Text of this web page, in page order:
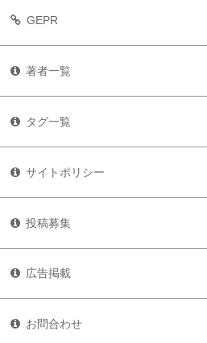
GEPR
著者一覧
タグ一覧
サイトポリシー
投稿募集
広告掲載
お問合わせ